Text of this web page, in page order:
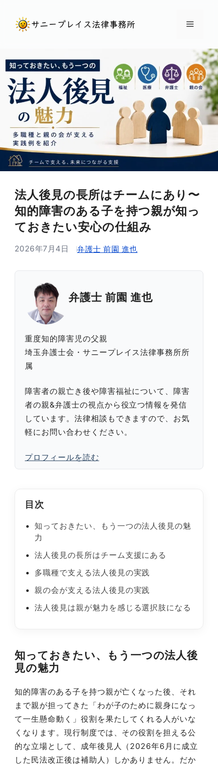
ツ
へ
ス
メ
ニ
ュ
ー
法人後見の長所はチームにあり〜
知的障害のある子を持つ親が知っ
ておきたい安心の仕組み
2026年7月4日 弁護士 前園 進也
弁護士 前園 進也
重度知的障害児の父親
埼玉弁護士会・サニープレイス法律事務所所
属
障害者の親亡き後や障害福祉について、障害
者の親&弁護士の視点から役立つ情報を発信
しています。法律相談もできますので、お気
軽にお問い合わせください。
プロフィールを読む
目次
知っておきたい、もう一つの法人後見の魅
力
法人後見の長所はチーム支援にある
多職種で支える法人後見の実践
親の会が支える法人後見の実践
法人後見は親が魅力を感じる選択肢になる
知っておきたい、もう一つの法人後
見の魅力
知的障害のある子を持つ親が亡くなった後、それ
まで親が担ってきた「わが子のために親身になっ
て一生懸命動く」役割を果たしてくれる人がいな
くなります。現行制度では、その役割を担える公
的な立場として、成年後見人（2026年6月に成立
した民法改正後は補助人）しかありません。だか